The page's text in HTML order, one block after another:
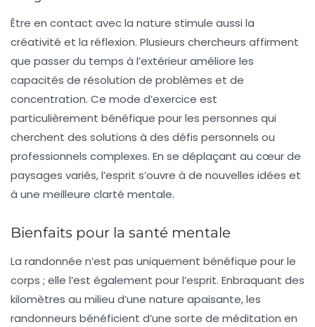
Être en contact avec la nature stimule aussi la
créativité et la réflexion. Plusieurs chercheurs affirment
que passer du temps à l’extérieur améliore les
capacités de résolution de problèmes et de
concentration. Ce mode d’exercice est
particulièrement bénéfique pour les personnes qui
cherchent des solutions à des défis personnels ou
professionnels complexes. En se déplaçant au cœur de
paysages variés, l’esprit s’ouvre à de nouvelles idées et
à une meilleure clarté mentale.
Bienfaits pour la santé mentale
La randonnée n’est pas uniquement bénéfique pour le
corps ; elle l’est également pour l’esprit. Enbraquant des
kilomètres au milieu d’une nature apaisante, les
randonneurs bénéficient d’une sorte de méditation en